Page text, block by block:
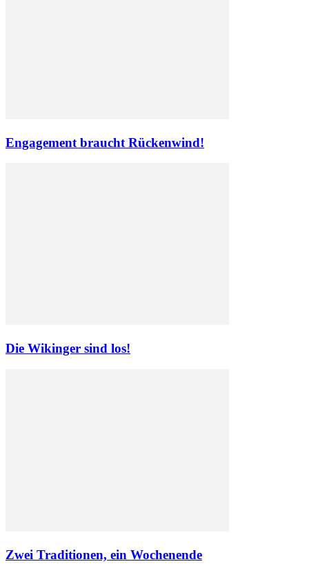
Engagement braucht Rückenwind!
Die Wikinger sind los!
Zwei Traditionen, ein Wochenende